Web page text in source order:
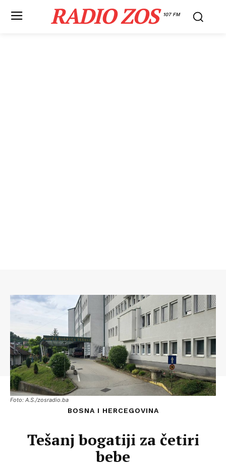
RADIO ZOS 107 FM
Foto: A.S./zosradio.ba
BOSNA I HERCEGOVINA
Tešanj bogatiji za četiri
bebe